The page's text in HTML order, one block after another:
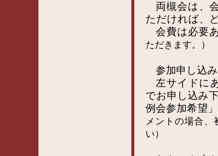
両槻会は、
ただければ、
会費は必要
ただきます。）
参加申し込
左サイドに
でお申し込み
例会参加希望
メントの場合、
い）